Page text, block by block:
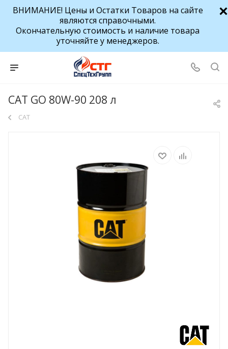
ВНИМАНИЕ! Цены и Остатки Товаров на сайте
являются справочными.
Окончательную стоимость и наличие товара
уточняйте у менеджеров.
CAT GO 80W-90 208 л
CAT